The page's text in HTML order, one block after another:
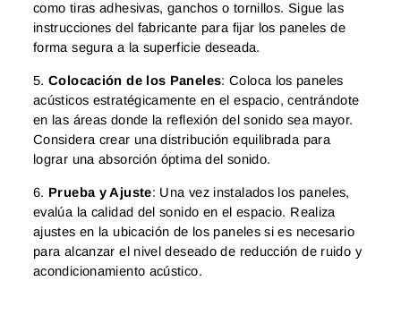
como tiras adhesivas, ganchos o tornillos. Sigue las
instrucciones del fabricante para fijar los paneles de
forma segura a la superficie deseada.
5.Colocación de los Paneles: Coloca los paneles
acústicos estratégicamente en el espacio, centrándote
en las áreas donde la reflexión del sonido sea mayor.
Considera crear una distribución equilibrada para
lograr una absorción óptima del sonido.
6. Prueba y Ajuste: Una vez instalados los paneles,
evalúa la calidad del sonido en el espacio. Realiza
ajustes en la ubicación de los paneles si es necesario
para alcanzar el nivel deseado de reducción de ruido y
acondicionamiento acústico.